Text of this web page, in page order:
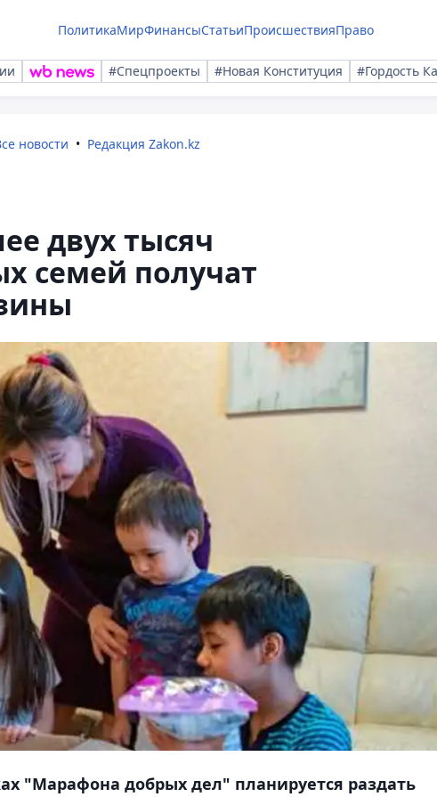
ПолитикаМирФинансыСтатьиПроисшествияПраво
#Спецпроекты #Новая Конституция #Гордость
новости Редакция Zakon.kz
двух тысяч
семей получат
"Марафона добрых дел" планируется раздать